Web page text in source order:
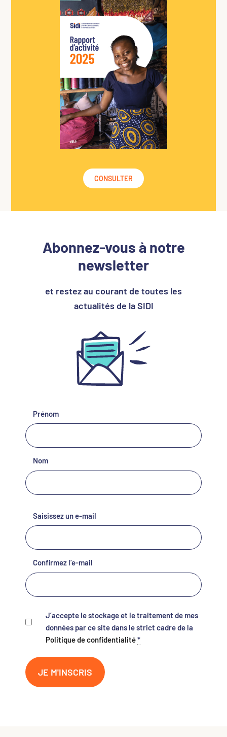
CONSULTER
Abonnez-vous à notre
newsletter
et restez au courant de toutes les
actualités de la SIDI
Prénom
Nom
E-
mail
Saisissez un e-mail
Confirmez l’e-mail
J’accepte le stockage et le traitement de mes
données par ce sitedans le strict cadrede la
Politique de confidentialité*